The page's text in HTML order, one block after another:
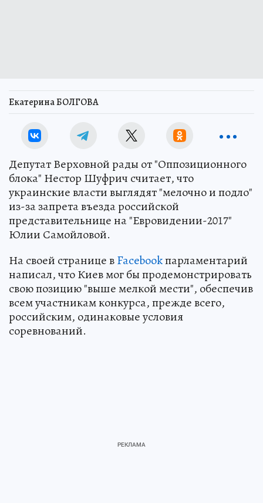
Екатерина БОЛГОВА
Депутат Верховной рады от "Оппозиционного
блока" Нестор Шуфрич считает, что
украинские власти выглядят "мелочно и подло"
из-за запрета въезда российской
представительнице на "Евровидении-2017"
Юлии Самойловой.
На своей странице вFacebookпарламентарий
написал, что Киев мог бы продемонстрировать
свою позицию "выше мелкой мести", обеспечив
всем участникам конкурса, прежде всего,
российским, одинаковые условия
соревнований.